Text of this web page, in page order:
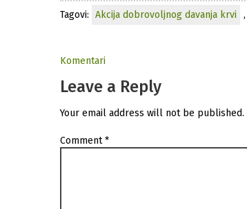
Tagovi: Akcija dobrovoljnog davanja krvi ,
Komentari
Leave a Reply
Your email address will not be published.
Comment*